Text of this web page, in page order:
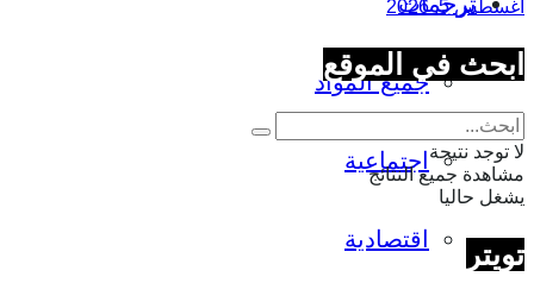
جميع المواد
اجتماعية
اقتصادية
أغسطس 5, 2026
ابحث في الموقع
لا توجد نتيجة
مشاهدة جميع النتائج
يشغل حاليا
تويتر